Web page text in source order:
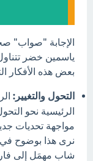
الإجابة "صواب"
ياسمين خضر تتناول
بعض هذه الأفكار
التحول والتغيير:
الرئيسية نحو
مواجهة تحديات
نرى هذا بوضوح
شاب مهمَل إلى